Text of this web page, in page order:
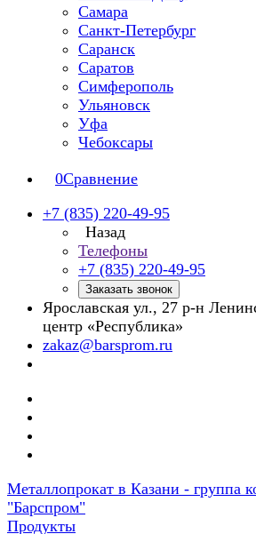
Самара
Санкт-Петербург
Саранск
Саратов
Симферополь
Ульяновск
Уфа
Чебоксары
0Сравнение
+7 (835) 220-49-95
Назад
Телефоны
+7 (835) 220-49-95
Заказать звонок
Ярославская ул., 27 р-н
центр «Республика»
zakaz@barsprom.ru
Металлопрокат в Казани - группа
"Барспром"
Продукты